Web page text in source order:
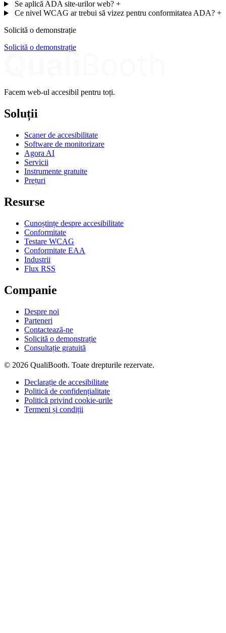
Se aplică ADA site-urilor web? +
Ce nivel WCAG ar trebui să vizez pentru conformitatea ADA? +
Solicită o demonstrație
Solicită o demonstrație
Facem web-ul accesibil pentru toți.
Soluții
Scaner de accesibilitate
Software de monitorizare
Agora AI
Servicii
Instrumente gratuite
Prețuri
Resurse
Cunoștințe despre accesibilitate
Conformitate
Testare WCAG
Conformitate EAA
Industrii
Flux RSS
Companie
Despre noi
Parteneri
Contactează-ne
Solicită o demonstrație
Consultație gratuită
© 2026 QualiBooth. Toate drepturile rezervate.
Declarație de accesibilitate
Politică de confidențialitate
Politică privind cookie-urile
Termeni și condiții